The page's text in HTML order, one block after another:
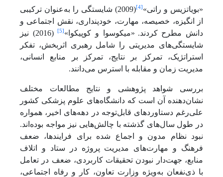
«بویاتزیس و راتی» [4]
(2009) شایستگی را به‌عنوان ترکیبی
از انگیزه، خصیصه، مهارت، خودپنداری، نقش اجتماعی و
دانش مطرح کردند. «میکوسوا و کوپیکوا» [5]
(2016) نیز
شایستگی‌های مدیریتی را شامل رهبری اثربخش، تفکر
استراتژیک، تمرکز بر نتایج، تمرکز بر منابع انسانی،
مدیریت زمان و مقابله با استرس می‌دانند.
بررسی شواهد پژوهشی و نتایج مطالعات مختلف
نشان‌دهنده آن است که دانشگاه‌های علوم پزشکی کشور
علی‌رغم دستاوردهای قابل‌توجه در دهه‌های اخیر، همواره
در طول سال‌های گذشته با چالش‌هایی نیز مواجه بوده‌اند.
نبود نظام مدون و اجماع شده برای فرایندها، ضعف
فرهنگ و مهارت‌های مدیریت پروژه در ستاد و اتلاف
منابع، جهت‌دار نبودن تحقیقات کاربردی، ضعف در تعامل
با ذی‌نفعان به‌ویژه وزارت تعاون، کار و رفاه اجتماعی،